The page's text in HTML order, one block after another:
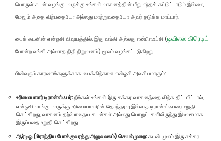
பொருள் கடன் வழங்குபவருக்கு உங்கள் வாகனத்தின் மீது எந்தக் கட்டுப்பாடும் இல்லை,
மேலும் அதை விற்பதையோ அல்லது மாற்றுவதையோ அவர் தடுக்க மாட்டார்.
பைக் கடனின் என்ஓசி விஷயத்தில், இது வங்கி அல்லது என்பிஎஃப்சி (டிவிஎஸ் கிரெடிட்
போன்ற வங்கி அல்லாத நிதி நிறுவனம்) மூலம் வழங்கப்படுகிறது
பின்வரும் காரணங்களுக்காக பைக்கிற்கான என்ஓசி அவசியமாகும்:
உரிமையாளர் டிரான்ஸ்ஃபர்:நீங்கள் உங்கள் இரு சக்கர வாகனத்தை விற்க திட்டமிட்டால்,
என்ஓசி வாங்குபவருக்கு உரிமையாளரின் தொந்தரவு இல்லாத டிரான்ஸ்ஃபரை உறுதி
செய்கிறது, வாகனம் தற்போதைய கடன்கள் அல்லது பொறுப்புகளிலிருந்து இலவசமாக
இருப்பதை உறுதி செய்கிறது.
ஆர்டிஓ (பிராந்திய போக்குவரத்து அலுவலகம்) செயல்முறை:கடன் மூலம் இரு சக்கர